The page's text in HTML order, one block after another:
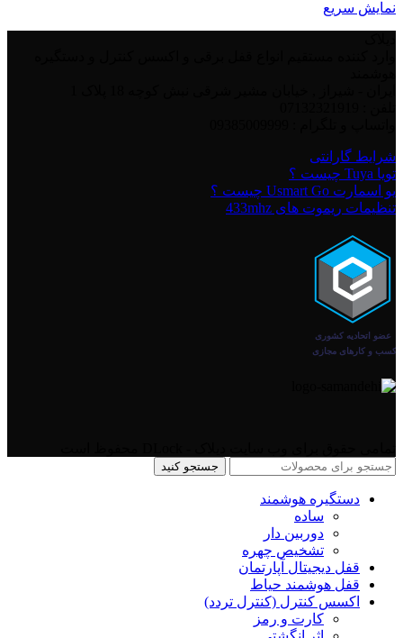
نمایش سریع
شرایط گارانتی
تویا Tuya چیست ؟
یو اسمارت Usmart Go چیست ؟
تنظیمات ریموت های 433mhz
جستجو کنید
دستگیره هوشمند
ساده
دوربین دار
تشخیص چهره
قفل دیجیتال آپارتمان
قفل هوشمند حیاط
اکسس کنترل (کنترل تردد)
کارت و رمز